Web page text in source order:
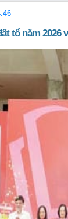
tổ năm